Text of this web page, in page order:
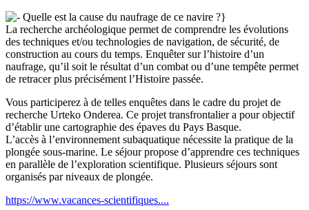
Quelle est la cause du naufrage de ce navire ?}
La recherche archéologique permet de comprendre les évolutions
des techniques et/ou technologies de navigation, de sécurité, de
construction au cours du temps. Enquêter sur l’histoire d’un
naufrage, qu’il soit le résultat d’un combat ou d’une tempête permet
de retracer plus précisément l’Histoire passée.
Vous participerez à de telles enquêtes dans le cadre du projet de
recherche Urteko Onderea. Ce projet transfrontalier a pour objectif
d’établir une cartographie des épaves du Pays Basque.
L’accès à l’environnement subaquatique nécessite la pratique de la
plongée sous-marine. Le séjour propose d’apprendre ces techniques
en parallèle de l’exploration scientifique. Plusieurs séjours sont
organisés par niveaux de plongée.
https://www.vacances-scientifiques....